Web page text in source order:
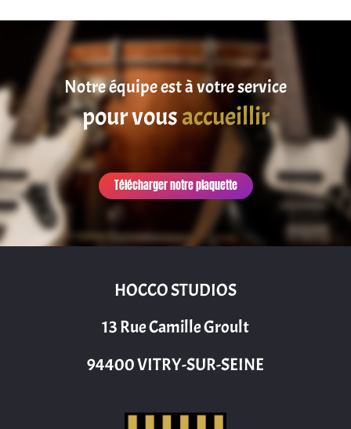
Notre équipe est à votre service
pour vous
accueillir
satisfaire
Télécharger notre plaquette
HOCCO STUDIOS
13 Rue Camille Groult
94400 VITRY-SUR-SEINE